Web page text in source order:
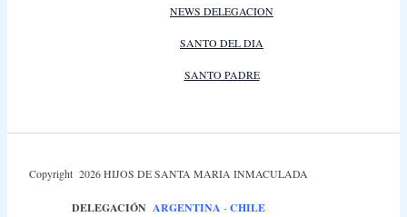
NEWS DELEGACION
SANTO DEL DIA
SANTO PADRE
Copyright 2026 HIJOS DE SANTA MARIA INMACULADA
DELEGACIÓN ARGENTINA -CHILE